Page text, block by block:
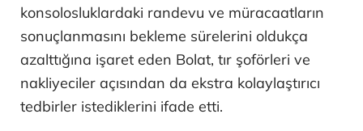
konsolosluklardaki randevu ve müracaatların
sonuçlanmasını bekleme sürelerini oldukça
azalttığına işaret eden Bolat, tır şoförleri ve
nakliyeciler açısından da ekstra kolaylaştırıcı
tedbirler istediklerini ifade etti.